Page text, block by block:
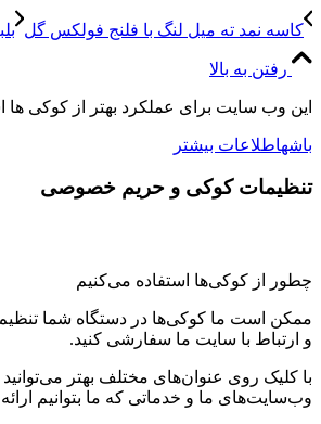
کاسه نمد ته میل لنگ با فلنج فولکس گل
رفتن به بالا
این وب سایت برای عملکرد بهتر از کوکی ها
باشهاطلاعات بیشتر
تنظیمات کوکی و حریم خصوصی
چطور از کوکی‌ها استفاده می‌کنیم
ممکن است ما کوکی‌ها در دستگاه شما تنظیم
و ارتباط با سایت ما سفارشی کنید.
با کلیک روی عنوان‌های مختلف بهتر
وب‌سایت‌های ما و خدماتی که ما بتوانیم